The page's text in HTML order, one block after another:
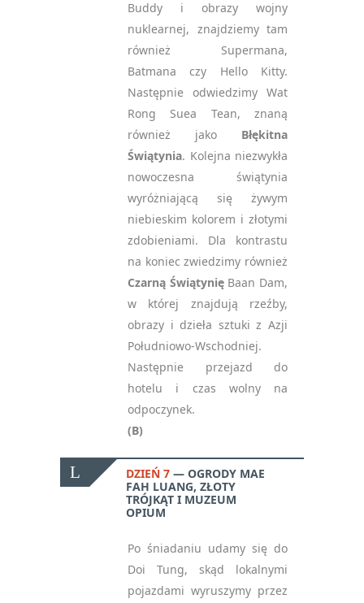
Buddy i obrazy wojny
nuklearnej, znajdziemy tam
również Supermana,
Batmana czy Hello Kitty.
Następnie odwiedzimy Wat
Rong Suea Tean, znaną
również jako Błękitna
Świątynia. Kolejna niezwykła
nowoczesna świątynia
wyróżniającą się żywym
niebieskim kolorem i złotymi
zdobieniami. Dla kontrastu
na koniec zwiedzimy również
Czarną ŚwiątynięBaan Dam,
w której znajdują rzeźby,
obrazy i dzieła sztuki z Azji
Południowo-Wschodniej.
Następnie przejazd do
hotelu i czas wolny na
odpoczynek.
(B)
DZIEŃ 7
OGRODY MAE
FAH LUANG, ZŁOTY
TRÓJKĄT I MUZEUM
OPIUM
Po śniadaniu udamy się do
Doi Tung, skąd lokalnymi
pojazdami wyruszymy przez